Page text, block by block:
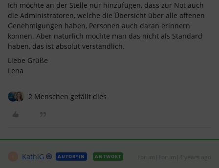
Ich möchte an der Stelle nur hinzufügen, dass zur Not auch
die Administratoren, welche die Übersicht über alle offenen
Genehmigungen haben, Personen auch daran erinnern
können. Aber natürlich möchte man das nicht als Standard
haben, das ist absolut verständlich.
Liebe Grüße
Lena
2 Menschen gefällt dies
KathiG AUTOR*IN ANTWORT